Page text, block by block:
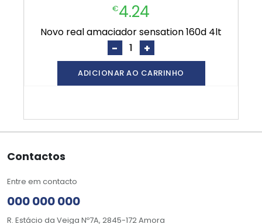
€4.24
novo real amaciador sensation 160d 4lt
- +
ADICIONAR AO CARRINHO
Contactos
Entre em contacto
000 000 000
R. Estácio da Veiga Nº7A, 2845-172 Amora